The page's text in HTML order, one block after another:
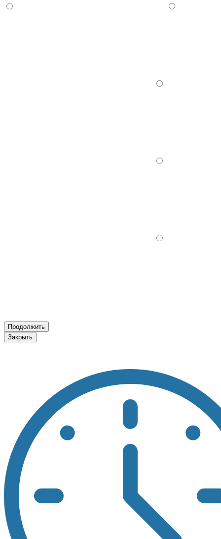
Продолжить
Закрыть